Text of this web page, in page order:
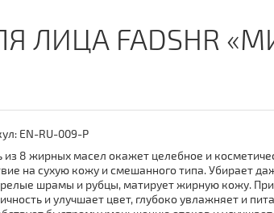
ЛИЦА FADSHR
EN-RU-009-P
из 8 жирных масел окажет целебное и
на сухую кожу и смешанного типа. Убирает
шрамы и рубцы, матирует жирную кожу.
и улучшает цвет, глубоко увлажняет и